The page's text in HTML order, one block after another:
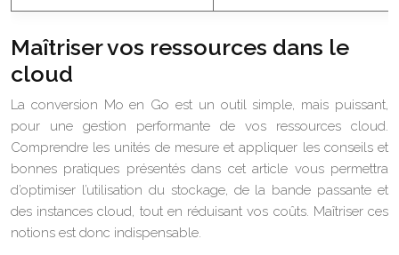
Maîtriser vos ressources dans le
cloud
La conversion Mo en Go est un outil simple, mais puissant,
pour une gestion performante de vos ressources cloud.
Comprendre les unités de mesure et appliquer les conseils et
bonnes pratiques présentés dans cet article vous permettra
d’optimiser l’utilisation du stockage, de la bande passante et
des instances cloud, tout en réduisant vos coûts. Maîtriser ces
notions est donc indispensable.